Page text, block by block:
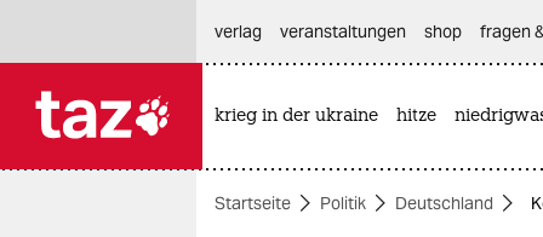
themen
verlag
veranstaltungen shop fragen
krieg in der ukraine hitze
Startseite Politik Deutschland